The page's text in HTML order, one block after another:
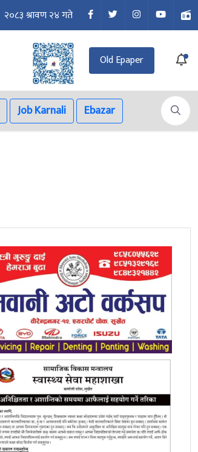
२०८३ श्रावण २४ गते
Old Epaper
Job Karnali Ebazar